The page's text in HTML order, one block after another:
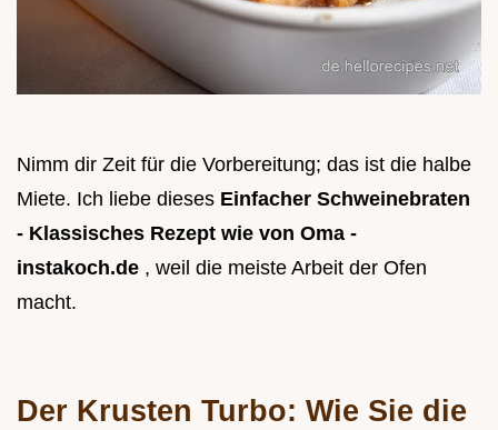
Nimm dir Zeit für die Vorbereitung; das ist die halbe
Miete. Ich liebe dieses Einfacher Schweinebraten
- Klassisches Rezept wie von Oma -
instakoch.de , weil die meiste Arbeit der Ofen
macht.
Der Krusten Turbo: Wie Sie die